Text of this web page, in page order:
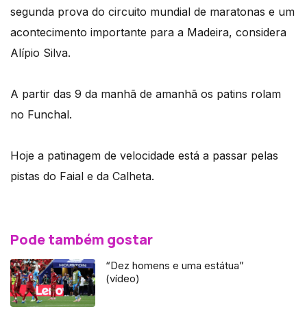
segunda prova do circuito mundial de maratonas e um
acontecimento importante para a Madeira, considera
Alípio Silva.
A partir das 9 da manhã de amanhã os patins rolam
no Funchal.
Hoje a patinagem de velocidade está a passar pelas
pistas do Faial e da Calheta.
Pode também gostar
“Dez homens e uma estátua”
(vídeo)